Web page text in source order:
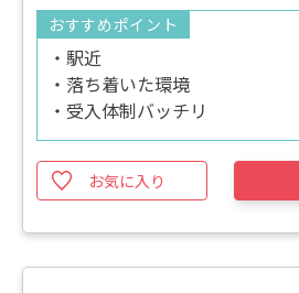
おすすめポイント
・駅近
・落ち着いた環境
・受入体制バッチリ
お気に入り